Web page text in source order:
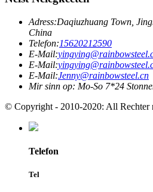
Adress:Daqiuzhuang Town,
China
Telefon:15620212590
E-Mail:
E-Mail:
E-Mail:Jenny@rainbowsteel.cn
Mir sinn op: Mo-So 7*24
© Copyright - 2010-2020: All Rechter
Telefon
Tel